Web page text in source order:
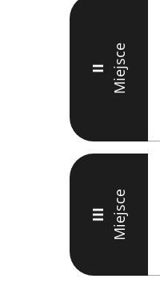
II Miejsce
III Miejsce